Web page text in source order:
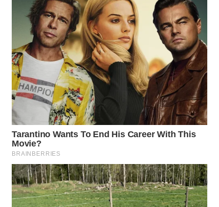
WAHANANEWS
CO ID
WAHANANEWS
WAHANA
SPORT
WAHANA
UMKM
WAHANA
SELEB
WAHANA